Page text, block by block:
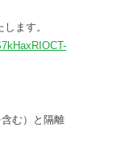
ます。
む）と隔離